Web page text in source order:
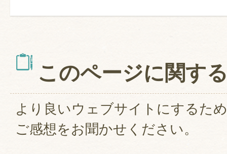
このページに関す
より良いウェブサイトにするた
ご感想をお聞かせください。